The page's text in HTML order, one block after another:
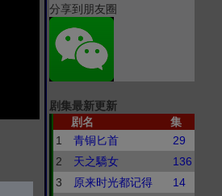
分享到朋友圈
剧集最新更新
剧名
集
1
青铜匕首
29
2
天之驕女
136
3
原来时光都记得
14